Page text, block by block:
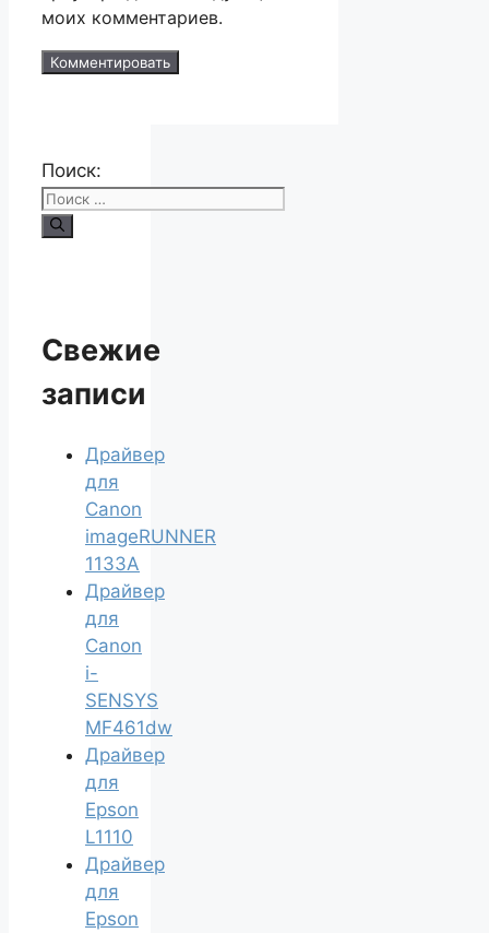
моих комментариев.
Поиск:
Свежие
записи
Драйвер
для
Canon
imageRUNNER
1133A
Драйвер
для
Canon
i-
SENSYS
MF461dw
Драйвер
для
Epson
L1110
Драйвер
для
Epson